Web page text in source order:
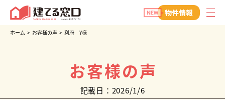
物件情報
ホーム > お客様の声 > 利府 Y様
お客様の声
記載日：2026/1/6